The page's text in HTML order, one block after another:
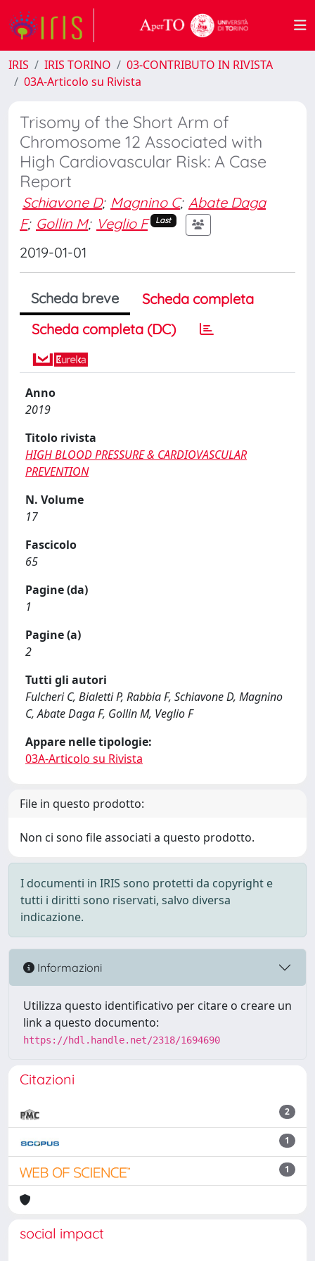
IRIS IRIS TORINO
03-CONTRIBUTO IN RIVISTA
03A-Articolo su Rivista
Trisomy of the Short Arm of
Chromosome 12 Associated with
High Cardiovascular Risk: A Case
Report
Schiavone D; Magnino C; Abate Daga
F; Gollin M; Veglio F Last
2019-01-01
Scheda breve
Scheda completa
Scheda completa (DC)
Anno
2019
Titolo rivista
HIGH BLOOD PRESSURE & CARDIOVASCULAR
PREVENTION
N. Volume
17
Fascicolo
65
Pagine (da)
1
Pagine (a)
2
Tutti gli autori
Fulcheri C, Bialetti P, Rabbia F, Schiavone D, Magnino
C, Abate Daga F, Gollin M, Veglio F
Appare nelle tipologie:
03A-Articolo su Rivista
File in questo prodotto:
Non ci sono file associati a questo prodotto.
I documenti in IRIS sono protetti da copyright e
tutti i diritti sono riservati, salvo diversa
indicazione.
Informazioni
Utilizza questo identificativo per citare o creare un
link a questo documento:
https://hdl.handle.net/2318/1694690
Citazioni
2
1
1
social impact